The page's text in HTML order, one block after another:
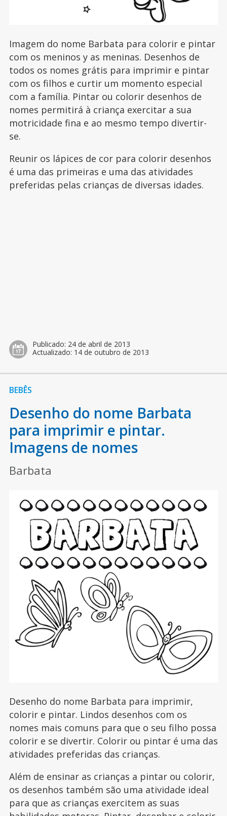
Imagem do nome Barbata para colorir e pintar
com os meninos y as meninas. Desenhos de
todos os nomes grátis para imprimir e pintar
com os filhos e curtir um momento especial
com a família. Pintar ou colorir desenhos de
nomes permitirá à criança exercitar a sua
motricidade fina e ao mesmo tempo divertir-
se.
Reunir os lápices de cor para colorir desenhos
é uma das primeiras e uma das atividades
preferidas pelas crianças de diversas idades.
Publicado: 24 de abril de 2013
Actualizado: 14 de outubro de 2013
BEBÊS
Desenho do nome Barbata
para imprimir e pintar.
Imagens de nomes
Barbata
Desenho do nome Barbata para imprimir,
colorir e pintar. Lindos desenhos com os
nomes mais comuns para que o seu filho possa
colorir e se divertir. Colorir ou pintar é uma das
atividades preferidas das crianças.
Além de ensinar as crianças a pintar ou colorir,
os desenhos também são uma atividade ideal
para que as crianças exercitem as suas